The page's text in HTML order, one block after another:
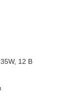
12 В